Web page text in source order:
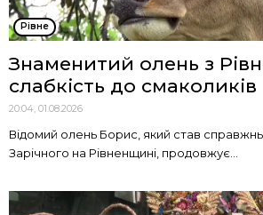
Рівне
Знаменитий олень з
слабкість до смаколиків
20:04, 01.08.2026
Відомий олень Борис, який став
Зарічного на Рівненщині, продовжує...